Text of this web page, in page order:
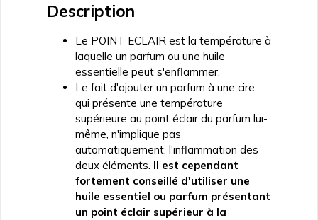
Description
Le POINT ECLAIR est la température à
laquelle un parfum ou une huile
essentielle peut s'enflammer.
Le fait d'ajouter un parfum à une cire
qui présente une température
supérieure au point éclair du parfum lui-
même, n'implique pas
automatiquement, l'inflammation des
deux éléments. Il est cependant
fortement conseillé d'utiliser une
huile essentiel ou parfum présentant
un point éclair supérieur à la